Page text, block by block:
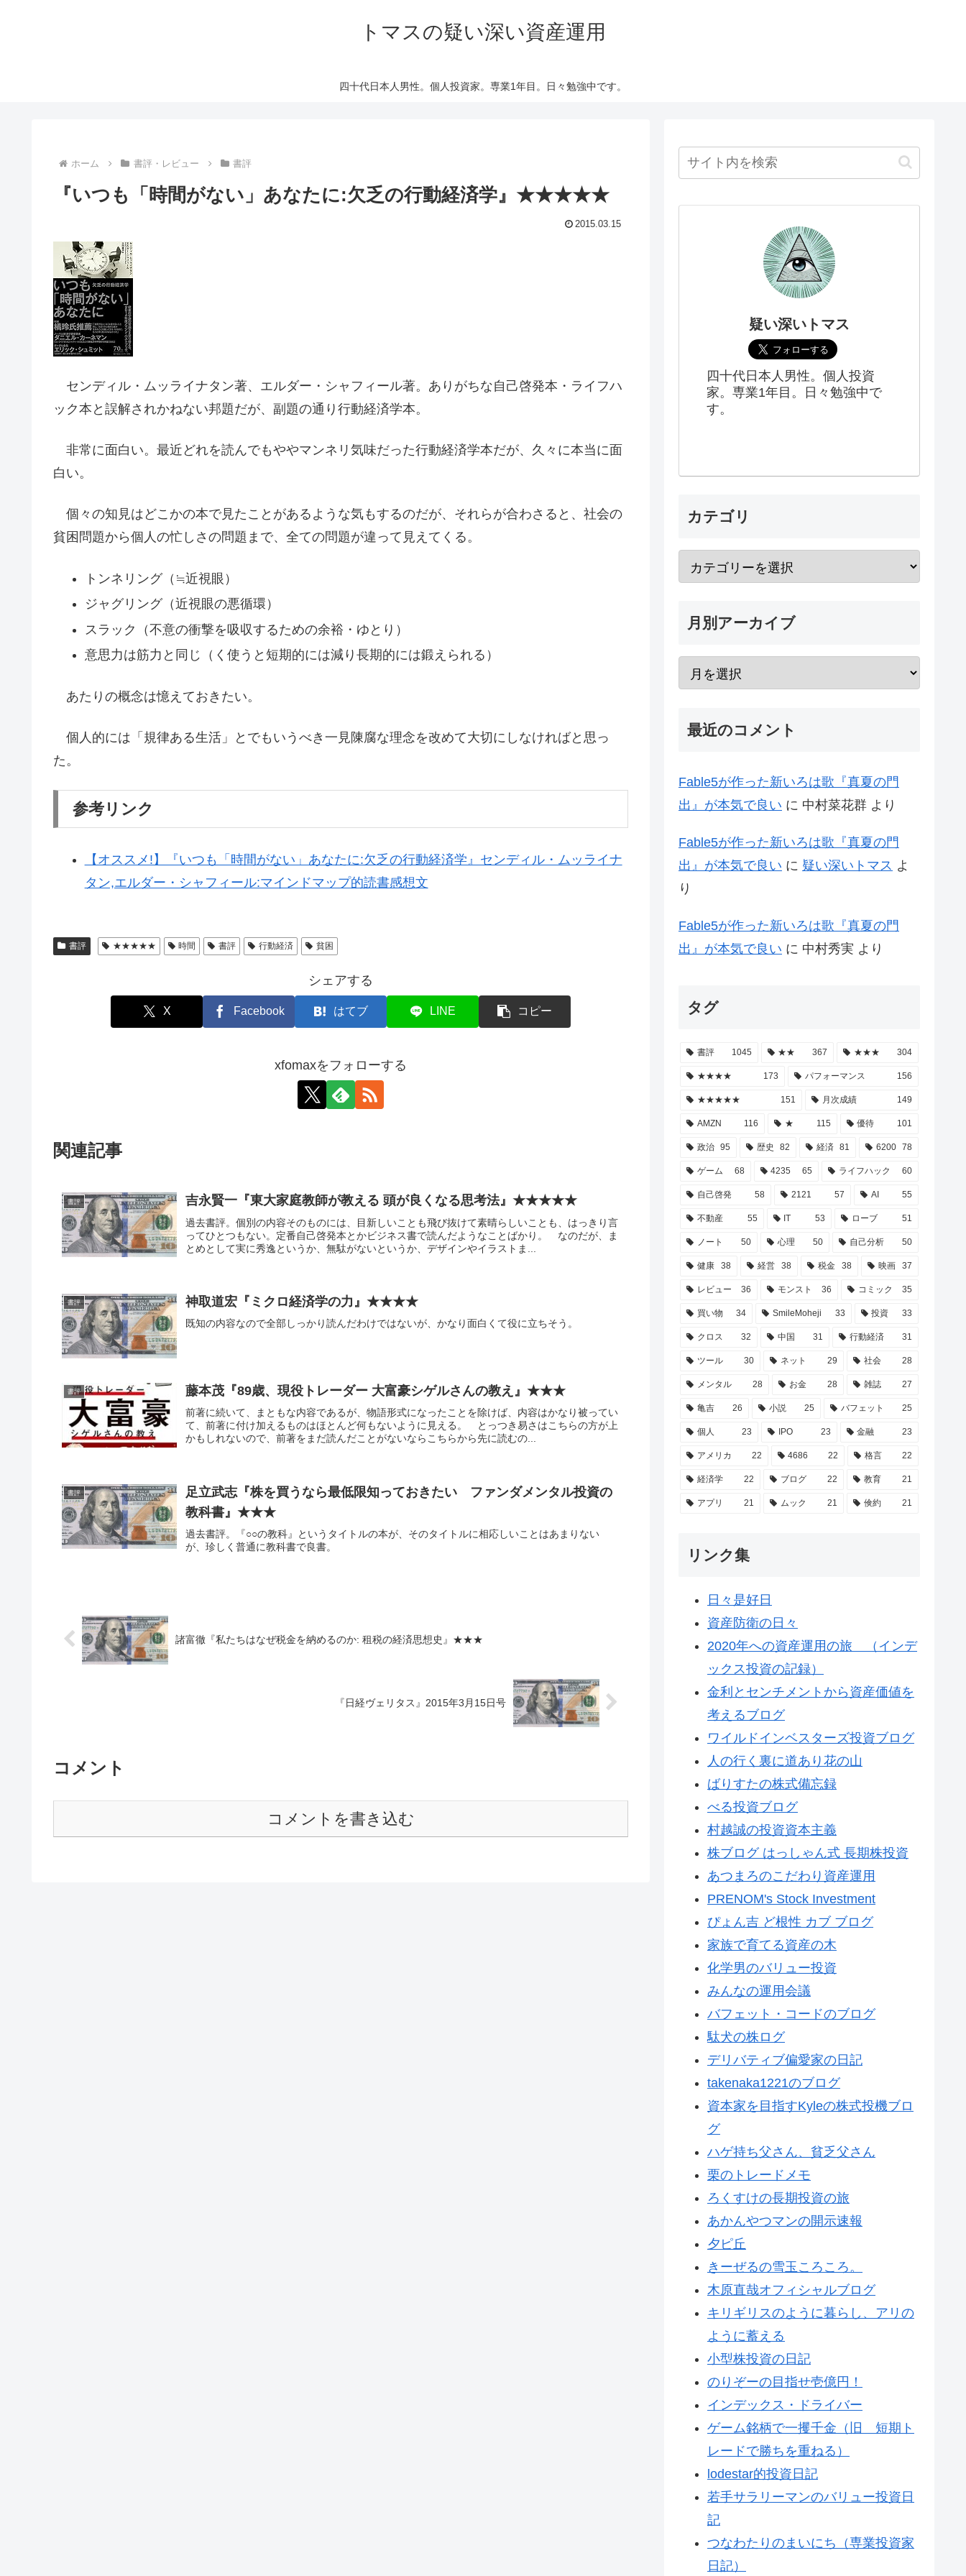
トマスの疑い深い資産運用
四十代日本人男性。個人投資家。専業1年目。日々勉強中です。
ホーム 書評・レビュー 書評
『いつも「時間がない」あなたに:欠乏の行動経済学』★★★★★
2015.03.15
センディル・ムッライナタン著、エルダー・シャフィール著。ありがちな自己啓発本・ライフハ
ック本と誤解されかねない邦題だが、副題の通り行動経済学本。
非常に面白い。最近どれを読んでもややマンネリ気味だった行動経済学本だが、久々に本当に面
白い。
個々の知見はどこかの本で見たことがあるような気もするのだが、それらが合わさると、社会の
貧困問題から個人の忙しさの問題まで、全ての問題が違って見えてくる。
トンネリング（≒近視眼）
ジャグリング（近視眼の悪循環）
スラック（不意の衝撃を吸収するための余裕・ゆとり）
意思力は筋力と同じ（く使うと短期的には減り長期的には鍛えられる）
あたりの概念は憶えておきたい。
個人的には「規律ある生活」とでもいうべき一見陳腐な理念を改めて大切にしなければと思っ
た。
参考リンク
【オススメ!】『いつも「時間がない」あなたに:欠乏の行動経済学』センディル・ムッライナ
タン,エルダー・シャフィール:マインドマップ的読書感想文
書評 ★★★★★ 時間 書評 行動経済 貧困
シェアする
X Facebook はてブ LINE コピー
xfomaxをフォローする
関連記事
書評 吉永賢一『東大家庭教師が教える 頭が良くなる思考法』★★★★★
過去書評。個別の内容そのものには、目新しいことも飛び抜けて素晴らしいことも、はっきり言
ってひとつもない。定番自己啓発本とかビジネス書で読んだようなことばかり。 なのだが、ま
とめとして実に秀逸というか、無駄がないというか、デザインやイラストま...
書評 神取道宏『ミクロ経済学の力』★★★★
既知の内容なので全部しっかり読んだわけではないが、かなり面白くて役に立ちそう。
書評 藤本茂『89歳、現役トレーダー 大富豪シゲルさんの教え』★★★
前著に続いて、まともな内容であるが、物語形式になったことを除けば、内容はかなり被ってい
て、前著に付け加えるものはほとんど何もないように見える。 とっつき易さはこちらの方が上
かもしれないので、前著をまだ読んだことがないならこちらから先に読むの...
書評
足立武志『株を買うなら最低限知っておきたい ファンダメンタル投資の
教科書』★★★
過去書評。『○○の教科』というタイトルの本が、そのタイトルに相応しいことはあまりない
が、珍しく普通に教科書で良書。
諸富徹『私たちはなぜ税金を納めるのか: 租税の経済思想史』★★★
『日経ヴェリタス』2015年3月15日号
コメント
コメントを書き込む
疑い深いトマス
四十代日本人男性。個人投資
家。専業1年目。日々勉強中で
す。
カテゴリ
月別アーカイブ
最近のコメント
Fable5が作った新いろは歌『真夏の門
出』が本気で良い に 中村菜花群 より
Fable5が作った新いろは歌『真夏の門
出』が本気で良い に 疑い深いトマス よ
り
Fable5が作った新いろは歌『真夏の門
出』が本気で良い に 中村秀実 より
タグ
書評 1045 ★★ 367 ★★★ 304
★★★★ 173 パフォーマンス 156
★★★★★ 151 月次成績 149
AMZN 116 ★ 115 優待 101
政治 95 歴史 82 経済 81 6200 78
ゲーム 68 4235 65 ライフハック 60
自己啓発 58 2121 57 AI 55
不動産 55 IT 53 ローブ 51
ノート 50 心理 50 自己分析 50
健康 38 経営 38 税金 38 映画 37
レビュー 36 モンスト 36 コミック 35
買い物 34 SmileMoheji 33 投資 33
クロス 32 中国 31 行動経済 31
ツール 30 ネット 29 社会 28
メンタル 28 お金 28 雑誌 27
亀吉 26 小説 25 バフェット 25
個人 23 IPO 23 金融 23
アメリカ 22 4686 22 格言 22
経済学 22 ブログ 22 教育 21
アプリ 21 ムック 21 倹約 21
リンク集
日々是好日
資産防衛の日々
2020年への資産運用の旅 （インデ
ックス投資の記録）
金利とセンチメントから資産価値を
考えるブログ
ワイルドインベスターズ投資ブログ
人の行く裏に道あり花の山
ばりすたの株式備忘録
べる投資ブログ
村越誠の投資資本主義
株ブログ はっしゃん式 長期株投資
あつまろのこだわり資産運用
PRENOM's Stock Investment
ぴょん吉 ど根性 カブ ブログ
家族で育てる資産の木
化学男のバリュー投資
みんなの運用会議
バフェット・コードのブログ
駄犬の株ログ
デリバティブ偏愛家の日記
takenaka1221のブログ
資本家を目指すKyleの株式投機ブロ
グ
ハゲ持ち父さん、貧乏父さん
栗のトレードメモ
ろくすけの長期投資の旅
あかんやつマンの開示速報
夕ピ丘
きーぜるの雪玉ころころ。
木原直哉オフィシャルブログ
キリギリスのように暮らし、アリの
ように蓄える
小型株投資の日記
のりぞーの目指せ壱億円！
インデックス・ドライバー
ゲーム銘柄で一攫千金（旧 短期ト
レードで勝ちを重ねる）
lodestar的投資日記
若手サラリーマンのバリュー投資日
記
つなわたりのまいにち（専業投資家
日記）